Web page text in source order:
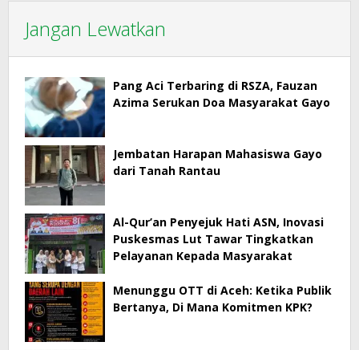
Jangan Lewatkan
Pang Aci Terbaring di RSZA, Fauzan
Azima Serukan Doa Masyarakat Gayo
Jembatan Harapan Mahasiswa Gayo
dari Tanah Rantau
Al-Qur’an Penyejuk Hati ASN, Inovasi
Puskesmas Lut Tawar Tingkatkan
Pelayanan Kepada Masyarakat
Menunggu OTT di Aceh: Ketika Publik
Bertanya, Di Mana Komitmen KPK?